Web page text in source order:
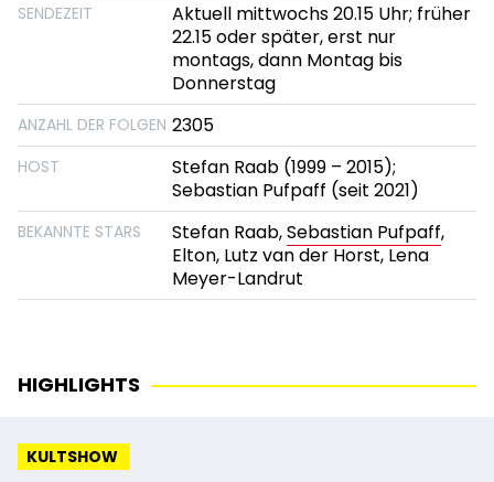
SENDEZEIT
Aktuell mittwochs 20.15 Uhr; früher
22.15 oder später, erst nur
montags, dann Montag bis
Donnerstag
ANZAHL DER FOLGEN 2305
HOST
Stefan Raab (1999 – 2015);
Sebastian Pufpaff (seit 2021)
BEKANNTE STARS Stefan Raab,Sebastian Pufpaff,
Elton, Lutz van der Horst, Lena
Meyer-Landrut
HIGHLIGHTS
KULTSHOW